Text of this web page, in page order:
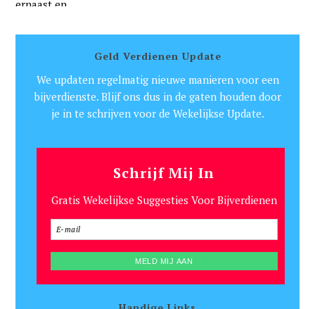
Geld Verdienen Update
We updaten regelmatig nieuwe manieren voor een
bijverdienste. Blijf ons dus in de gaten houden door
je in te schrijven voor de Wekelijkse Update.
Schrijf Mij In
Gratis Wekelijkse Suggesties Voor Bijverdienen